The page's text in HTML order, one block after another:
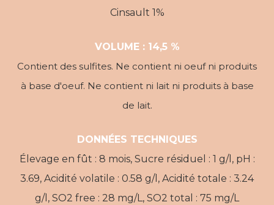
Cinsault 1%
VOLUME : 14,5 %
Contient des sulfites. Ne contient ni oeuf ni produits
à base d'oeuf. Ne contient ni lait ni produits à base
de lait.
DONNÉES TECHNIQUES
Élevage en fût : 8 mois, Sucre résiduel : 1 g/l, pH :
3.69, Acidité volatile : 0.58 g/l, Acidité totale : 3.24
g/l, SO2 free : 28 mg/L, SO2 total : 75 mg/L